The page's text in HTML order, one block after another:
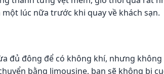
lúc nữa trước khi quay về khách sạn.
đủ đông để có không khí, nhưng
bằng limousine, bạn sẽ không bị